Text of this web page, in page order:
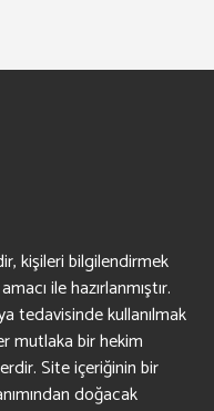
kişileri bilgilendirmek
ile hazırlanmıştır.
tedavisinde kullanılmak
mutlaka bir hekim
Site içeriğinin bir
doğacak